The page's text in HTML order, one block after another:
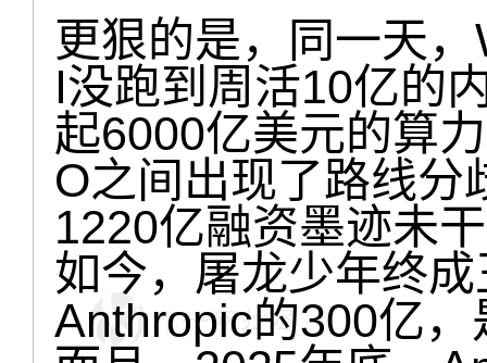
更狠的是，同一天
I没跑到周活10亿的
起6000亿美元的算
O之间出现了路线分
1220亿融资墨迹未
如今，屠龙少年终
Anthropic的300亿，